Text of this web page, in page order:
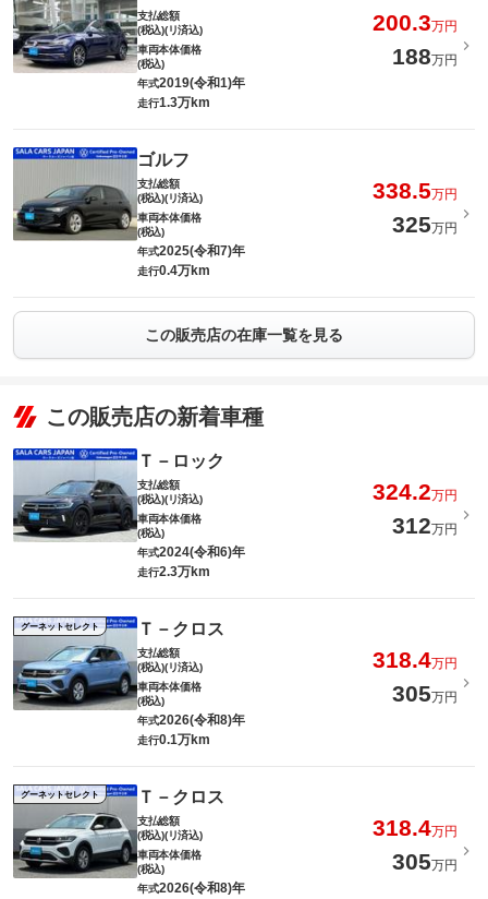
支払総額
(税込)(リ済込)
200.3万円
車両本体価格
(税込)
188万円
年式2019(令和1)年
走行1.3万km
ゴルフ
支払総額
(税込)(リ済込)
338.5万円
車両本体価格
(税込)
325万円
年式2025(令和7)年
走行0.4万km
この販売店の在庫一覧を見る
この販売店の新着車種
Ｔ－ロック
支払総額
(税込)(リ済込)
324.2万円
車両本体価格
(税込)
312万円
年式2024(令和6)年
走行2.3万km
グーネットセレクト Ｔ－クロス
支払総額
(税込)(リ済込)
318.4万円
車両本体価格
(税込)
305万円
年式2026(令和8)年
走行0.1万km
グーネットセレクト Ｔ－クロス
支払総額
(税込)(リ済込)
318.4万円
車両本体価格
(税込)
305万円
年式2026(令和8)年